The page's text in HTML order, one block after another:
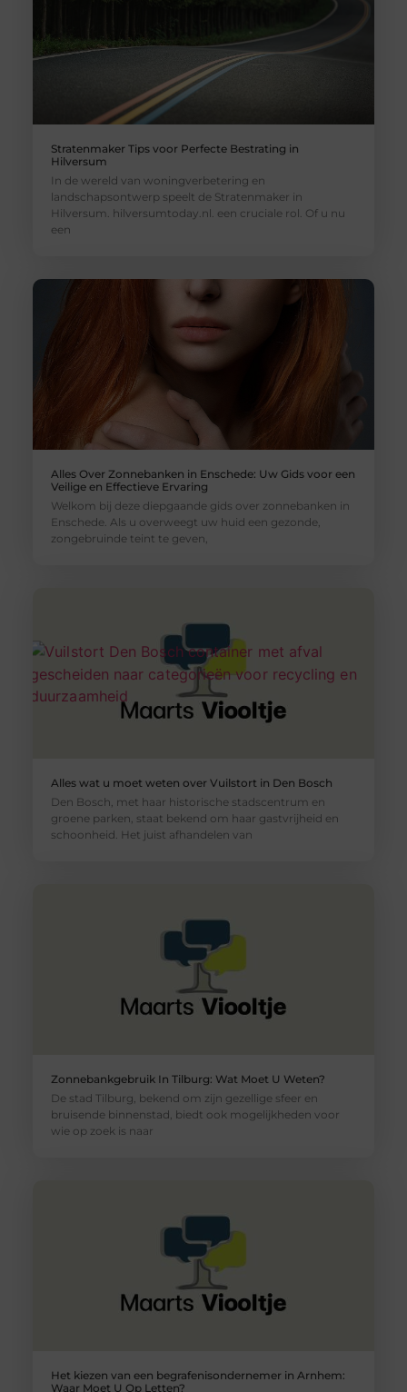
Stratenmaker Tips voor Perfecte Bestrating in
Hilversum
In de wereld van woningverbetering en
landschapsontwerp speelt de Stratenmaker in
Hilversum. hilversumtoday.nl. een cruciale rol. Of u nu
een
Alles Over Zonnebanken in Enschede: Uw Gids voor een
Veilige en Effectieve Ervaring
Welkom bij deze diepgaande gids over zonnebanken in
Enschede. Als u overweegt uw huid een gezonde,
zongebruinde teint te geven,
Alles wat u moet weten over Vuilstort in Den Bosch
Den Bosch, met haar historische stadscentrum en
groene parken, staat bekend om haar gastvrijheid en
schoonheid. Het juist afhandelen van
Zonnebankgebruik In Tilburg: Wat Moet U Weten?
De stad Tilburg, bekend om zijn gezellige sfeer en
bruisende binnenstad, biedt ook mogelijkheden voor
wie op zoek is naar
Het kiezen van een begrafenisondernemer in Arnhem:
Waar Moet U Op Letten?